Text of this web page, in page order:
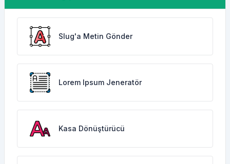
Slug'a Metin Gönder
Lorem Ipsum Jeneratör
Kasa Dönüştürücü